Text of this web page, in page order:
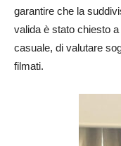
garantire che la
valida è stato chiesto
casuale, di valutare
filmati.